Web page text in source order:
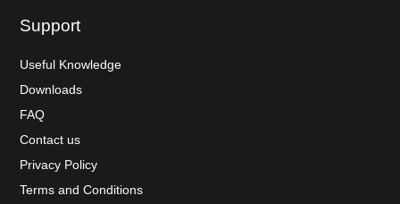
Support
Useful Knowledge
Downloads
FAQ
Contact us
Privacy Policy
Terms and Conditions